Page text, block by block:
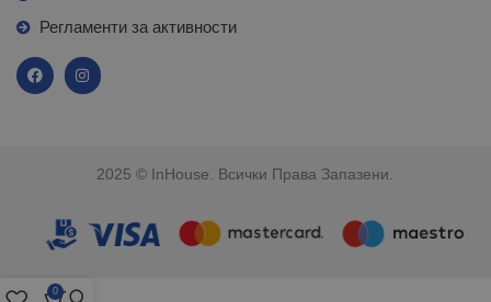
Регламенти за активности
2025 © InHouse. Всички Права Запазени.
0